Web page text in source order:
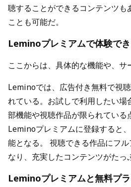
聴することができるコンテンツも
ことも可能だ。
Leminoプレミアムで体験で
ここからは、具体的な機能や、サ
Leminoでは、広告付き無料で視
れている。お試しで利用したい場
部機能や視聴作品が限られている
Leminoプレミアムに登録すると
能となる。 視聴できる作品にフ
なり、充実したコンテンツがたっ
Leminoプレミアムと無料プ